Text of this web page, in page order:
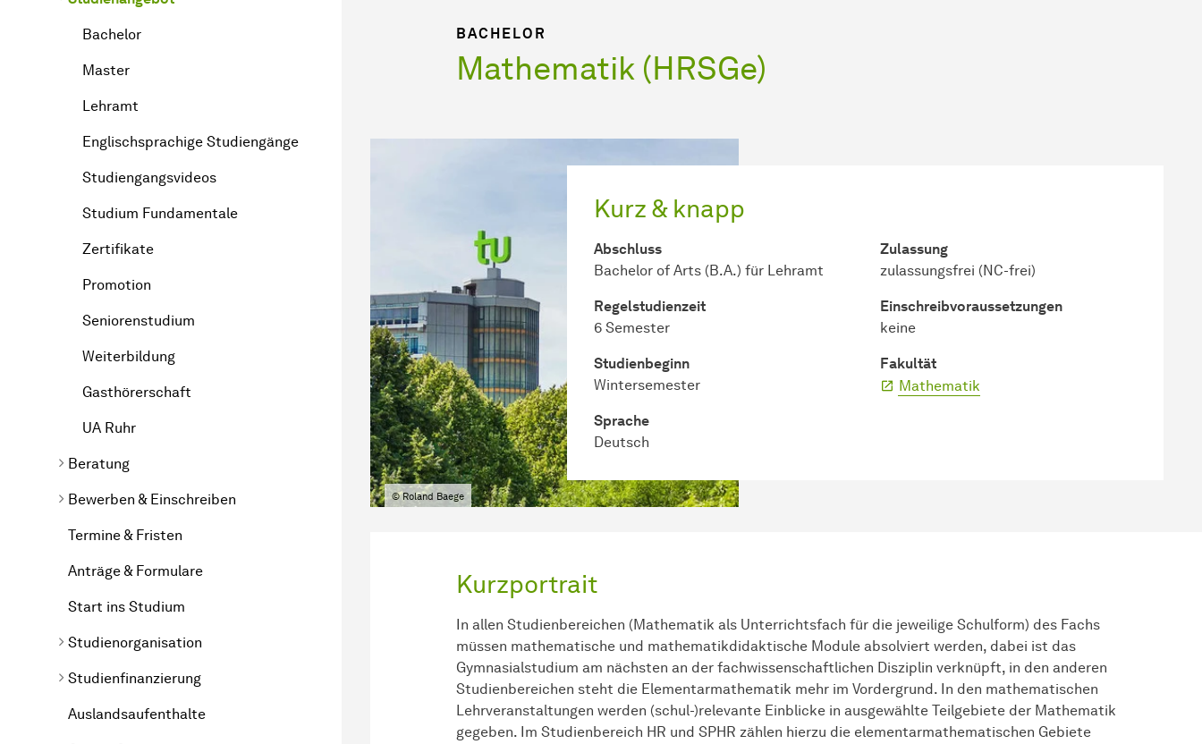
Bachelor
Master
Lehramt
Englischsprachige Studiengänge
Studiengangsvideos
Studium Fundamentale
Zertifikate
Promotion
Seniorenstudium
Weiterbildung
Gasthörerschaft
UA Ruhr
Beratung
Bewerben & Einschreiben
Termine & Fristen
Anträge & Formulare
Start ins Studium
Studienorganisation
Studienfinanzierung
Auslandsaufenthalte
BACHELOR
Mathematik (HRSGe)
Kurz & knapp
Abschluss
Bachelor of Arts (B.A.) für Lehramt
Regel­studienzeit
6 Semester
Studienbeginn
Wintersemester
Sprache
Deutsch
Zulassung
zulassungsfrei (NC-frei)
Einschreib­voraussetzungen
keine
Fakultät
Mathematik
© Roland Baege
Kurzportrait
In allen Studienbereichen (Mathematik als Unterrichtsfach für die jeweilige Schulform) des Fachs
müssen mathematische und mathematikdidaktische Module absolviert werden, dabei ist das
Gymnasialstudium am nächsten an der fachwissenschaftlichen Disziplin verknüpft, in den anderen
Studienbereichen steht die Elementarmathematik mehr im Vordergrund. In den mathematischen
Lehrveranstaltungen werden (schul-)relevante Einblicke in ausgewählte Teilgebiete der Mathematik
gegeben. Im Studienbereich HR und SPHR zählen hierzu die elementarmathematischen Gebiete